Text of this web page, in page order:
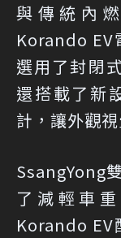
與傳統內
Korando EV
選用了封閉
還搭載了新
計，讓外觀
SsangYong
了減輕車
Korando EV